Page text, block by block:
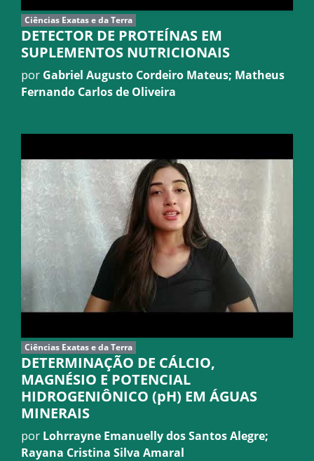
Ciências Exatas e da Terra
DETECTOR DE PROTEÍNAS EM
SUPLEMENTOS NUTRICIONAIS
por Gabriel Augusto Cordeiro Mateus; Matheus
Fernando Carlos de Oliveira
Ciências Exatas e da Terra
DETERMINAÇÃO DE CÁLCIO,
MAGNÉSIO E POTENCIAL
HIDROGENIÔNICO (pH) EM ÁGUAS
MINERAIS
por Lohrrayne Emanuelly dos Santos Alegre;
Rayana Cristina Silva Amaral